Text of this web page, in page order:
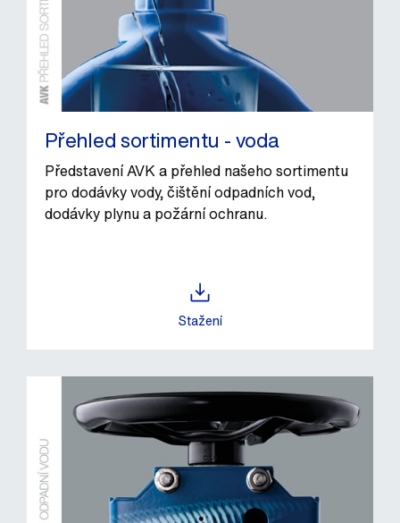
Přehled sortimentu - voda
Představení AVK a přehled našeho sortimentu
pro dodávky vody, čištění odpadních vod,
dodávky plynu a požární ochranu.
Stažení